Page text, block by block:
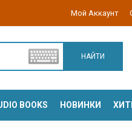
Мой Аккаунт
НАЙТИ
BOOKS НОВИНКИ